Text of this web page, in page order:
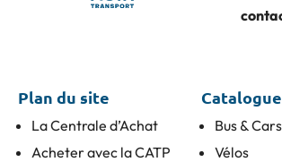
Plan du site
La Centrale d’Achat
Acheter avec la CATP
Bus & Cars
Vélos